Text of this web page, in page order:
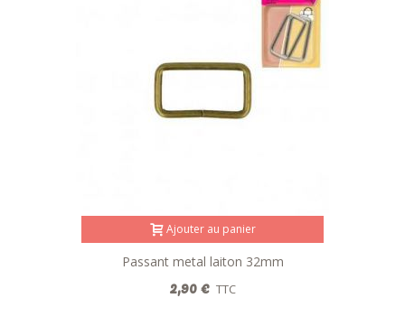
Ajouter au panier
Passant metal laiton 32mm
2,90 € TTC